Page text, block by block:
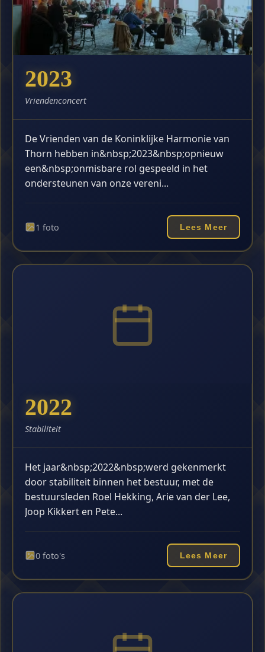
2023
Vriendenconcert
De Vrienden van de Koninklijke Harmonie van
Thorn hebben in&nbsp;2023&nbsp;opnieuw
een&nbsp;onmisbare rol gespeeld in het
ondersteunen van onze vereni...
1 foto Lees Meer
2022
Stabiliteit
Het jaar&nbsp;2022&nbsp;werd gekenmerkt
door stabiliteit binnen het bestuur, met de
bestuursleden Roel Hekking, Arie van der Lee,
Joop Kikkert en Pete...
0 foto's Lees Meer